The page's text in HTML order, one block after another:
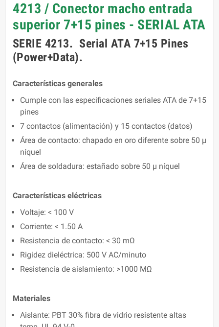
4213 / Conector macho entrada
superior 7+15 pines - SERIAL ATA
SERIE 4213. Serial ATA 7+15 Pines
(Power+Data).
Características generales
Cumple con las especificaciones seriales ATA de 7+15
pines
7 contactos (alimentación) y 15 contactos (datos)
Área de contacto: chapado en oro diferente sobre 50 μ
níquel
Área de soldadura: estañado sobre 50 μ níquel
Características eléctricas
Voltaje: < 100 V
Corriente: < 1.50 A
Resistencia de contacto: < 30 mΩ
Rigidez dieléctrica: 500 V AC/minuto
Resistencia de aislamiento: >1000 MΩ
Materiales
Aislante: PBT 30% fibra de vidrio resistente altas